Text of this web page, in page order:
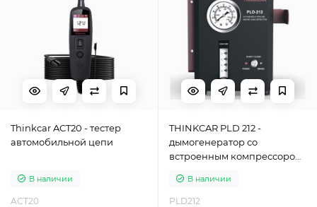
Thinkcar ACT20 - тестер
автомобильной цепи
В наличии
ACT20
THINKCAR PLD 212 -
дымогенератор со
встроенным компрессором
В наличии
PLD212